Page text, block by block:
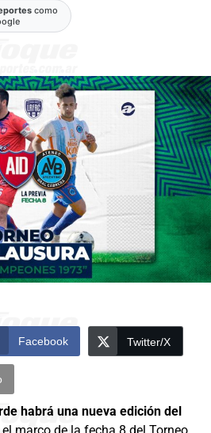
como
Facebook Twitter/X
habrá una nueva edición del